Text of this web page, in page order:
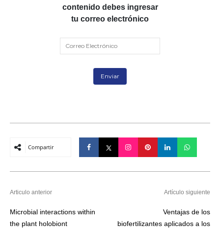
contenido debes ingresar
tu correo electrónico
Compartir
Articulo anterior
Microbial interactions within
the plant holobiont
Artículo siguiente
Ventajas de los
biofertilizantes aplicados a los